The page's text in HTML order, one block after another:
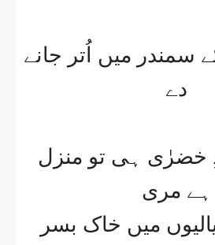
سمندر میں اُتر جانے
دے
خضرٰی ہی تو منزل
ہے مری
میں خاک بسر